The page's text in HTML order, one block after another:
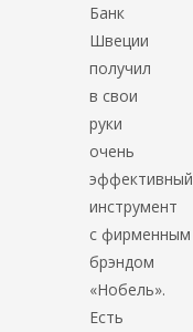
Банк
Швеции
получил
в свои
руки
очень
эффективный
инструмент
с фирменным
брэндом
«Нобель».
Есть